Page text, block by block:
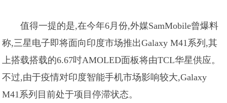
值得一提的是,在今年6月份,外媒SamMobile曾爆料
称,三星电子即将面向印度市场推出Galaxy M41系列,其
上搭载搭载的6.67吋AMOLED面板将由TCL华星供应。
不过,由于疫情对印度智能手机市场影响较大,Galaxy
M41系列目前处于项目停滞状态。